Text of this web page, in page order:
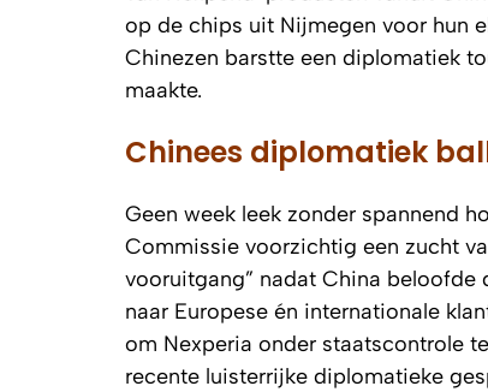
op de chips uit Nijmegen voor hun
Chinezen barstte een diplomatiek
maakte.
Chinees diplomatiek
Geen week leek zonder spannend
Commissie voorzichtig een zucht
vooruitgang” nadat China
naar Europese én internationale
om Nexperia onder staatscontrole
recente luisterrijke diplomatieke